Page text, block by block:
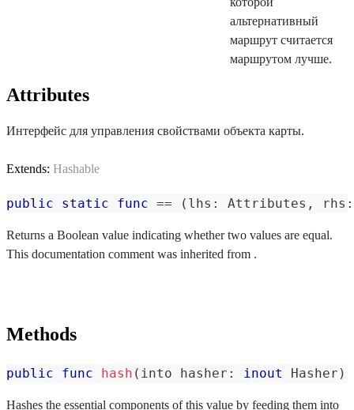
альтернативный
маршрут считается
маршрутом лучше.
Attributes
Интерфейс для управления свойствами объекта карты.
Extends: Hashable
public static func == ( lhs : Attributes , rhs :
Returns a Boolean value indicating whether two values are equal.
This documentation comment was inherited from .
Methods
public func hash ( into hasher : inout Hasher )
Hashes the essential components of this value by feeding them into